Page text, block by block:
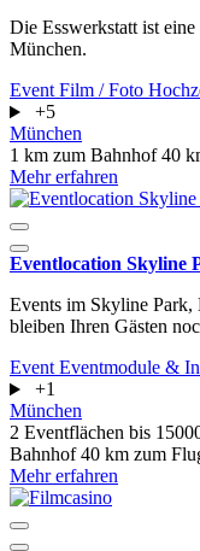
Die Esswerkstatt ist
München.
Event Film / Foto
+5
München
1 km zum Bahnhof40
Mehr erfahren
Eventlocation Skyline
Events im Skyline Park,
bleiben Ihren Gästen
Event Eventmodule &
+1
München
2 Eventflächen bis
Bahnhof40 km zum
Mehr erfahren